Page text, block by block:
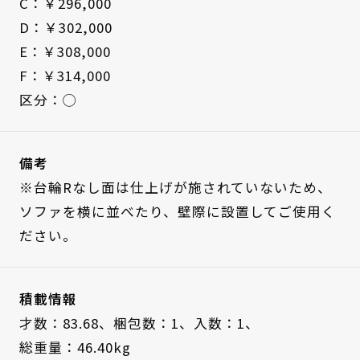
D：￥302,000
E：￥308,000
F：￥314,000
区分：◯
備考
※台輪Rなし面は仕上げが施されていないため、
ソファを横に並べたり、壁際に設置してご使用く
ださい。
積載情報
才数：83.68、 梱包数：1、
入数：1、
総重量：46.40kg